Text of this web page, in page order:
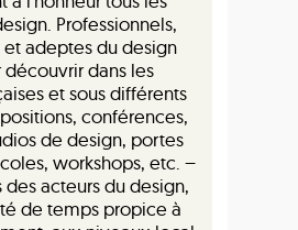
Professionnels,
adeptes du design
dans les
et sous différents
conférences,
de design, portes
workshops, etc. –
des acteurs du design,
de temps propice à